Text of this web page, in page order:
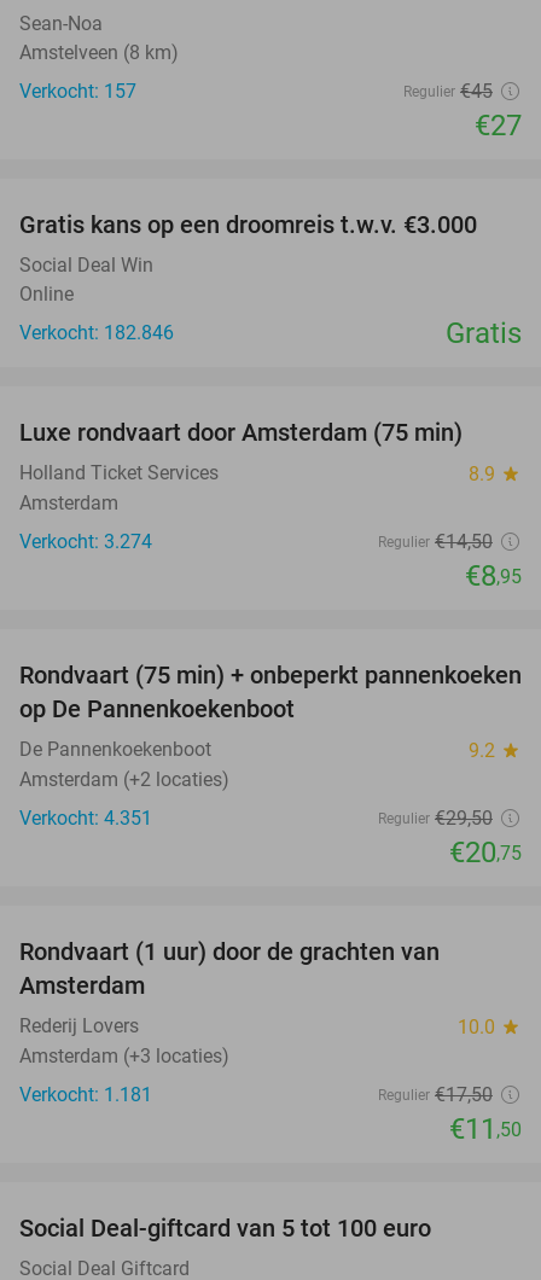
Sean-Noa
Amstelveen (8 km)
Verkocht: 157
Regulier €45
€27
Gratis kans op een droomreis t.w.v. €3.000
Social Deal Win
Online
Verkocht: 182.846
Gratis
Luxe rondvaart door Amsterdam (75 min)
Holland Ticket Services 8.9 star
Amsterdam
Verkocht: 3.274
Regulier €14,50
€8,95
30%
Rondvaart (75 min) + onbeperkt pannenkoeken
op De Pannenkoekenboot
De Pannenkoekenboot 9.2 star
Amsterdam (+2 locaties)
Verkocht: 4.351
Regulier €29,50
€20,75
Rondvaart (1 uur) door de grachten van
Amsterdam
Rederij Lovers 10.0 star
Amsterdam (+3 locaties)
Verkocht: 1.181
Regulier €17,50
€11 ,50
Social Deal-giftcard van 5 tot 100 euro
Social Deal Giftcard